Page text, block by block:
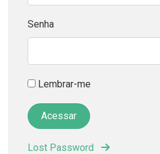
Senha
Lembrar-me
Lost Password